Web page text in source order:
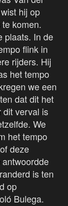
hij op
komen.
plaats. In de
flink in
rijders. Hij
het tempo
we een
dat dit het
dit verval is
We
het tempo
deze
is ten
op
Bulega.